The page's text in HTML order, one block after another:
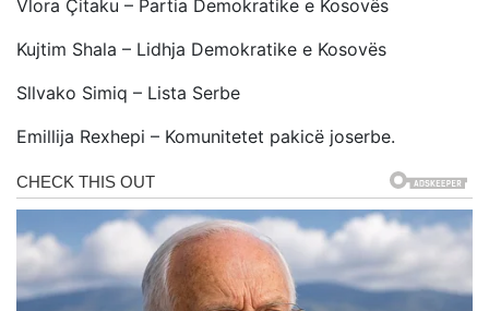
Vlora Çitaku – Partia Demokratike e Kosovës
Kujtim Shala – Lidhja Demokratike e Kosovës
Sllvako Simiq – Lista Serbe
Emillija Rexhepi – Komunitetet pakicë joserbe.